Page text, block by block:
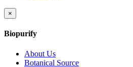
×
Biopurify
About Us
Botanical Source